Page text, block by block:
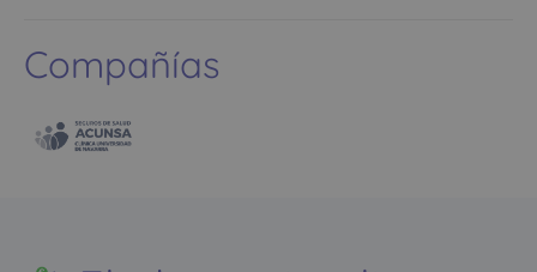
Compañías